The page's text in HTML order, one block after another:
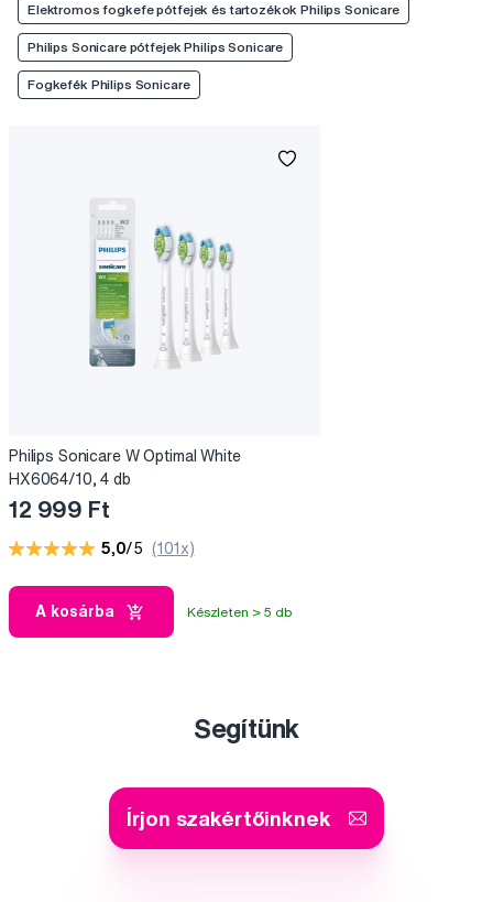
Elektromos fogkefe pótfejek és tartozékok Philips Sonicare
Philips Sonicare pótfejek Philips Sonicare
Fogkefék Philips Sonicare
Philips Sonicare W Optimal White
HX6064/10, 4 db
12 999 Ft
5,0/5 (101x)
A kosárba Készleten > 5 db
Segítünk
Írjon szakértőinknek